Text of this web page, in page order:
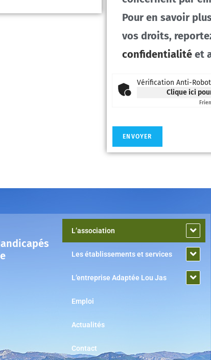
Pour en savoir
vos droits,
confidentialité et
Vérification Anti-Robot
Clique ici
L’association
Les établissements et services
L’entreprise Adaptée Lou Jas
Emploi
Actualités
Contact